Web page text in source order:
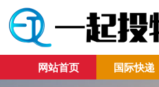
网站首页 国际快递